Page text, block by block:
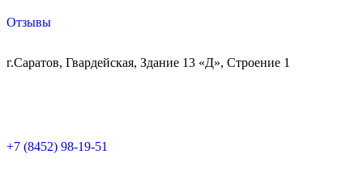
Отзывы
г.Саратов, Гвардейская, Здание 13 «Д», Строение 1
+7 (8452) 98-19-51